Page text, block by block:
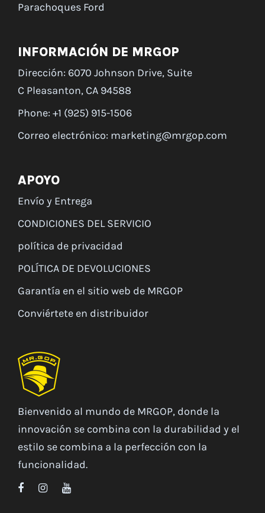
Parachoques Ford
INFORMACIÓN DE MRGOP
Dirección: 6070 Johnson Drive, Suite
C Pleasanton, CA 94588
Phone: +1 (925) 915-1506
Correo electrónico: marketing@mrgop.com
APOYO
Envío y Entrega
CONDICIONES DEL SERVICIO
política de privacidad
POLÍTICA DE DEVOLUCIONES
Garantía en el sitio web de MRGOP
Conviértete en distribuidor
Bienvenido al mundo de MRGOP, donde la
innovación se combina con la durabilidad y el
estilo se combina a la perfección con la
funcionalidad.